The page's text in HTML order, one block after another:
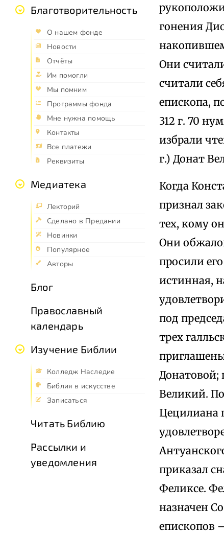
Благотворительность
О нашем фонде
Новости
Отчёты
Им помогли
Мы помним
Программы фонда
Мне нужна помощь
Контакты
Все платежи
Реквизиты
Медиатека
Лекторий
Сделано в Предании
Новинки
Популярное
Авторы
Блог
Православный
календарь
Изучение Библии
Колледж Наследие
Библия в искусстве
Записаться
Читать Библию
Рассылки и
уведомления
гонения
Они
считали
епископа,
312 г. 70
избрали
г.) Донат
Когда
признал
тех, кому
Они
просили
истинная,
под
трех
Донатовой;
Великий.
Цецилиана
приказал
Феликсе.
назначен
епископов